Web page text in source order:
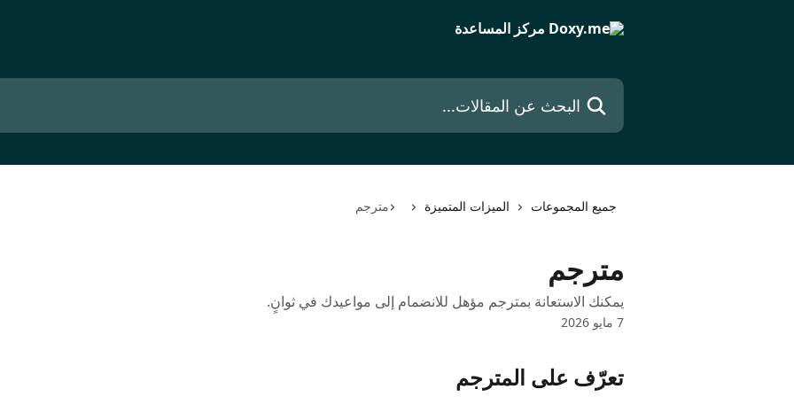
البحث عن المقالات...
جميع المجموعات الميزات المتميزة مترجم
مترجم
يمكنك الاستعانة بمترجم مؤهل للانضمام إلى مواعيدك في ثوانٍ.
7 مايو 2026
تعرّف على المترجم